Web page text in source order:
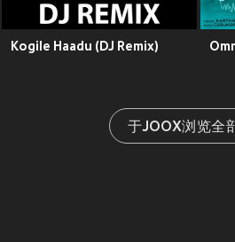
Kogile Haadu (DJ Remix)
于JOOX浏览全